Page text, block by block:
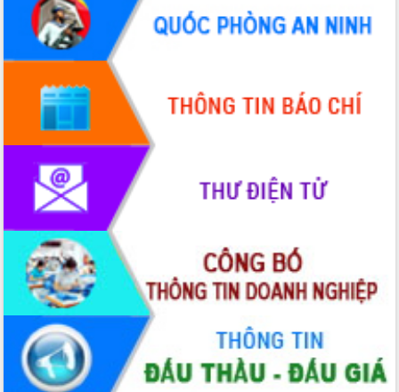
Gặp mặt các cơ quan báo chí nhân Kỷ
niệm 101 năm Ngày Báo chí Cách
mạng Việt Nam
Đắk Lắk sơ kết 4 năm triển khai thực
hiện Đề án 06 của Chính phủ
Họp báo thông tin về Hội nghị Công bố
Quy hoạch và Xúc tiến đầu tư tỉnh Đắk
Lắk
Khơi thông điểm nghẽn, đẩy nhanh
giải ngân vốn khắc phục thiên tai
HĐND tỉnh thông qua điều chỉnh Quy
hoạch tỉnh thời kỳ 2021-2030
Hội thảo góp ý hồ sơ điều chỉnh quy
hoạch tỉnh Đắk Lắk thời kỳ 2021-2030,
tầm nhìn đến năm 2050
Nâng cao hiệu quả hoạt động của các
doanh nghiệp nhà nước
Hội nghị triển khai kết nối mạng
truyền số liệu chuyên dùng phục vụ cơ
quan Đảng, Nhà nước